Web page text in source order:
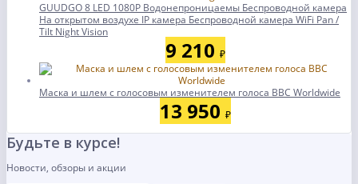
GUUDGO 8 LED 1080P Водонепроницаемы Беспроводной камера
На открытом воздухе IP камера Беспроводной камера WiFi Pan /
Tilt Night Vision
9 210 ₽
Маска и шлем с голосовым изменителем голоса BBC Worldwide
13 950 ₽
Будьте в курсе!
Новости, обзоры и акции